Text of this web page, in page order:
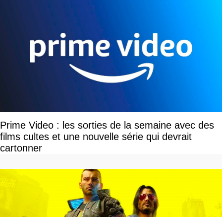
Prime Video : les sorties de la semaine avec des
films cultes et une nouvelle série qui devrait
cartonner